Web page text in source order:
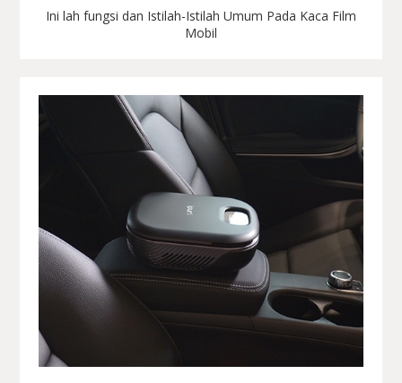
Ini lah fungsi dan Istilah-Istilah Umum Pada Kaca Film
Mobil